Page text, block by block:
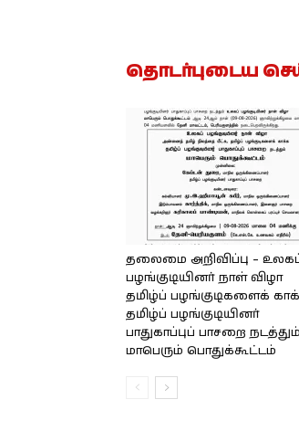
தொடர்புடைய
தலைமை அறிவிப்பு –
பழங்குடியினர் நாள் விழா
தமிழ்ப் பழங்குடிகளைக்
தமிழ்ப் பழங்குடியினர்
பாதுகாப்புப் பாசறை நடத்தும்
மாபெரும் பொதுக்கூட்டம்